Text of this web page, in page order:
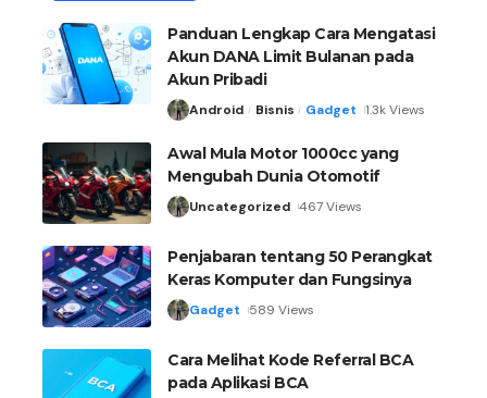
Panduan Lengkap Cara Mengatasi
Akun DANA Limit Bulanan pada
Akun Pribadi
Android Bisnis Gadget 1.3k Views
Awal Mula Motor 1000cc yang
Mengubah Dunia Otomotif
Uncategorized 467 Views
Penjabaran tentang 50 Perangkat
Keras Komputer dan Fungsinya
Gadget 589 Views
Cara Melihat Kode Referral BCA
pada Aplikasi BCA